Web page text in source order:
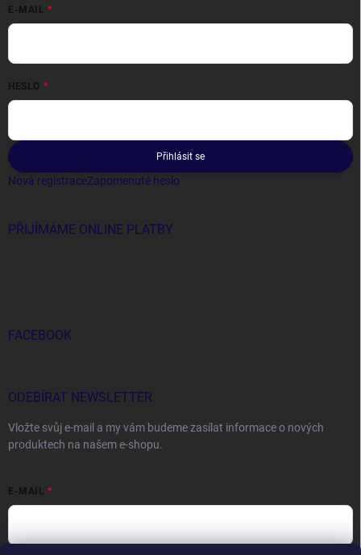
E-MAIL
HESLO
Přihlásit se
Nová registraceZapomenuté heslo
PŘIJÍMÁME ONLINE PLATBY
FACEBOOK
ODEBÍRAT NEWSLETTER
Vložte svůj e-mail a my vám budeme zasílat informace o nových
produktech na našem e-shopu.
E-MAIL